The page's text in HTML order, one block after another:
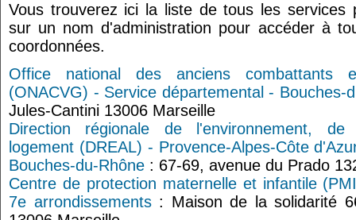
Vous trouverez ici la liste de tous les services
sur un nom d'administration pour accéder à
coordonnées.
Office national des anciens combattants
(ONACVG) - Service départemental - Bouches-
Jules-Cantini 13006 Marseille
Direction régionale de l'environnement,
logement (DREAL) - Provence-Alpes-Côte
Bouches-du-Rhône : 67-69, avenue du Prado
Centre de protection maternelle et infantile
7e arrondissements: Maison de la solidarité